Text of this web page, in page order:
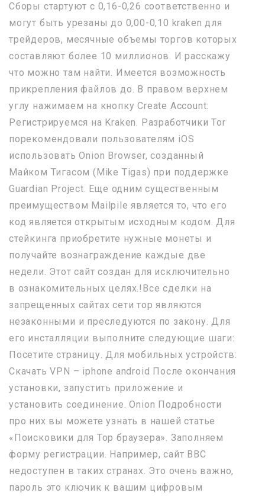
Сборы стартуют с 0,16-0,26 соответственно и
могут быть урезаны до 0,00-0,10 kraken для
трейдеров, месячные объемы торгов которых
составляют более 10 миллионов. И расскажу
что можно там найти. Имеется возможность
прикрепления файлов до. В правом верхнем
углу нажимаем на кнопку Create Account:
Регистрируемся на Kraken. Разработчики Tor
порекомендовали пользователям iOS
использовать Onion Browser, созданный
Майком Тигасом (Mike Tigas) при поддержке
Guardian Project. Еще одним существенным
преимуществом Mailpile является то, что его
код является открытым исходным кодом. Для
стейкинга приобретите нужные монеты и
получайте вознаграждение каждые две
недели. Этот сайт создан для исключительно
в ознакомительных целях.!Все сделки на
запрещенных сайтах сети тор являются
незаконными и преследуются по закону. Для
его инсталляции выполните следующие шаги:
Посетите страницу. Для мобильных устройств:
Скачать VPN – iphone android После окончания
установки, запустить приложение и
установить соединение. Onion Подробности
про них вы можете узнать в нашей статье
«Поисковики для Тор браузера». Заполняем
форму регистрации. Например, сайт BBC
недоступен в таких странах. Это очень важно,
пароль это ключик к вашим цифровым